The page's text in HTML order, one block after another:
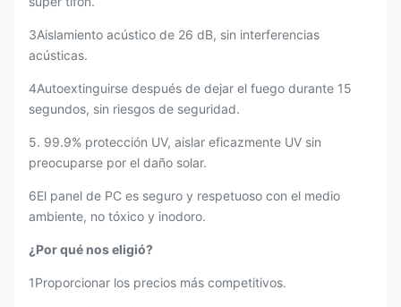
3Aislamiento acústico de 26 dB, sin interferencias
acústicas.
4Autoextinguirse después de dejar el fuego durante 15
segundos, sin riesgos de seguridad.
5. 99.9% protección UV, aislar eficazmente UV sin
preocuparse por el daño solar.
6El panel de PC es seguro y respetuoso con el medio
ambiente, no tóxico y inodoro.
¿Por qué nos eligió?
1Proporcionar los precios más competitivos.